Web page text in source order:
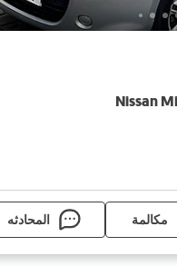
Nissan
مكالمة المحادثه